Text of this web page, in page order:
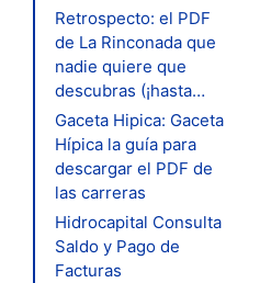
Retrospecto: el PDF
de La Rinconada que
nadie quiere que
descubras (¡hasta…
Gaceta Hipica: Gaceta
Hípica la guía para
descargar el PDF de
las carreras
Hidrocapital Consulta
Saldo y Pago de
Facturas